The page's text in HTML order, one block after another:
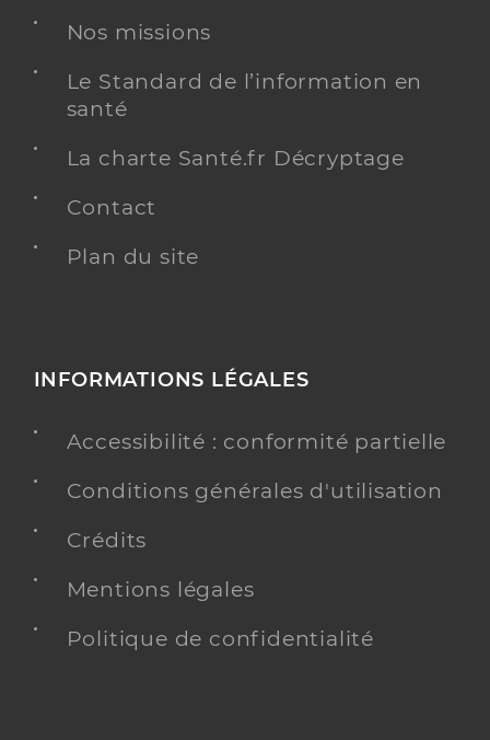
Nos missions
Le Standard de l’information en
santé
La charte Santé.fr Décryptage
Contact
Plan du site
INFORMATIONS LÉGALES
Accessibilité : conformité partielle
Conditions générales d'utilisation
Crédits
Mentions légales
Politique de confidentialité